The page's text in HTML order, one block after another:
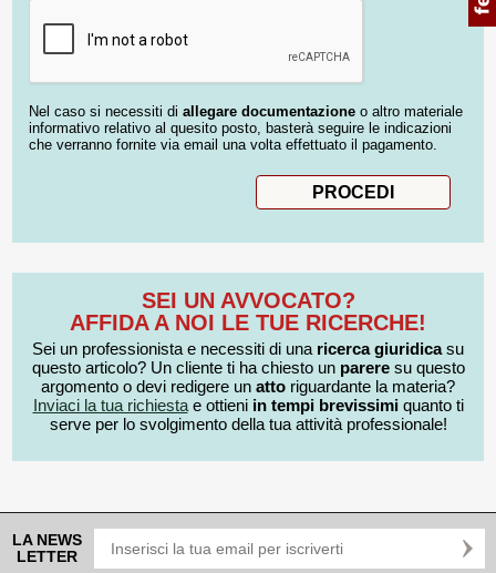
Nel caso si necessiti di allegare documentazione o altro materiale
informativo relativo al quesito posto, basterà seguire le indicazioni
che verranno fornite via email una volta effettuato il pagamento.
SEI UN AVVOCATO?
AFFIDA A NOI LE TUE RICERCHE!
Sei un professionista e necessiti di una ricerca giuridicasu
questo articolo? Un cliente ti ha chiesto un pareresu questo
argomento o devi redigere un atto riguardante la materia?
Inviaci la tua richiestae ottieni in tempi brevissimiquanto ti
serve per lo svolgimento della tua attività professionale!
LA NEWS
LETTER